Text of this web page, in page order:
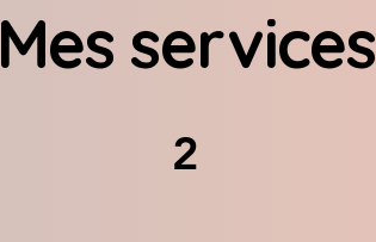
Mes services
2